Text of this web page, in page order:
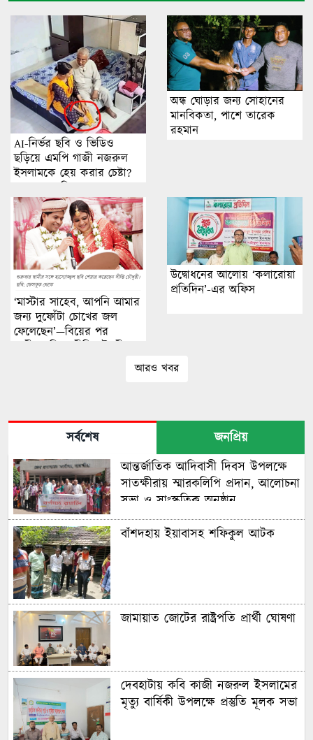
AI-নির্ভর ছবি ও ভিডিও
ছড়িয়ে এমপি গাজী নজরুল
ইসলামকে হেয় করার চেষ্টা?
অনুসন্ধানে মিলছে না বাস্তব
ঘটনার প্রমাণ
অন্ধ ঘোড়ার জন্য সোহানের
মানবিকতা, পাশে তারেক
রহমান
‘মাস্টার সাহেব, আপনি আমার
জন্য দুফোঁটা চোখের জল
ফেলেছেন’—বিয়ের পর
স্বামীকে নিয়ে দীপ্তি চৌধুরীর
উদ্বোধনের আলোয় ‘কলারোয়া
প্রতিদিন’-এর অফিস
আরও খবর
সর্বশেষ
জনপ্রিয়
আন্তর্জাতিক আদিবাসী দিবস উপলক্ষে
সাতক্ষীরায় স্মারকলিপি প্রদান, আলোচনা
সভা ও সাংস্কৃতিক অনুষ্ঠান
বাঁশদহায় ইয়াবাসহ শফিকুল আটক
জামায়াত জোটের রাষ্ট্রপতি প্রার্থী ঘোষণা
দেবহাটায় কবি কাজী নজরুল ইসলামের
মৃত্যু বার্ষিকী উপলক্ষে প্রস্তুতি মূলক সভা